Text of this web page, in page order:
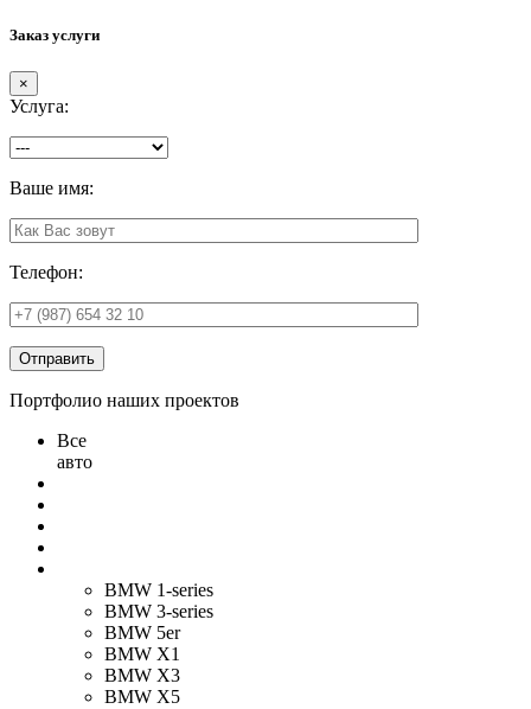
Заказ услуги
×
Услуга:
Ваше имя:
Телефон:
Отправить
Портфолио наших проектов
Все
авто
BMW 1-series
BMW 3-series
BMW 5er
BMW X1
BMW X3
BMW X5